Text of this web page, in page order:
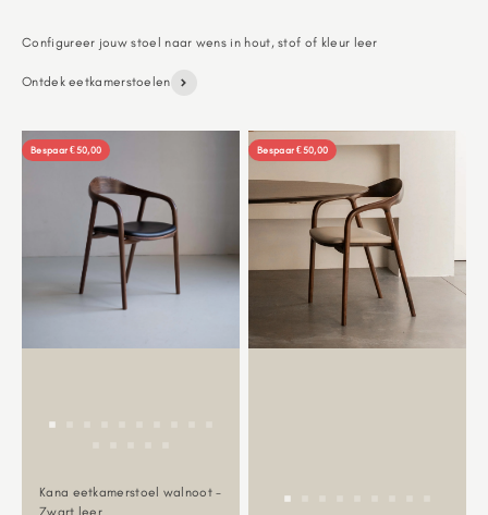
Ontdek eetkamerstoelen
Bespaar €50,00
Kana eetkamerstoel walnoot -
Zwart leer
Bespaar €50,00